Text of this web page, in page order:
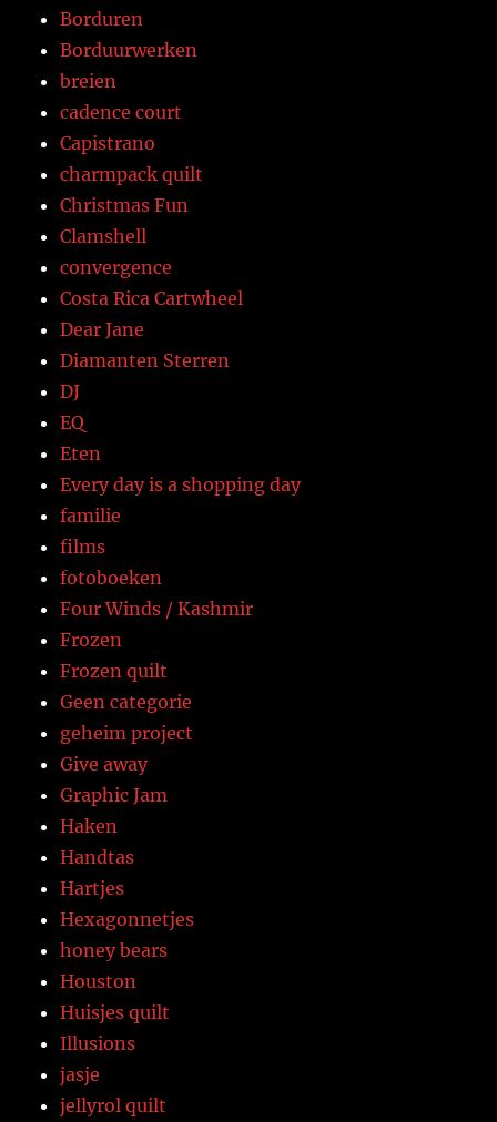
Borduren
Borduurwerken
breien
cadence court
Capistrano
charmpack quilt
Christmas Fun
Clamshell
convergence
Costa Rica Cartwheel
Dear Jane
Diamanten Sterren
DJ
EQ
Eten
Every day is a shopping day
familie
films
fotoboeken
Four Winds / Kashmir
Frozen
Frozen quilt
Geen categorie
geheim project
Give away
Graphic Jam
Haken
Handtas
Hartjes
Hexagonnetjes
honey bears
Houston
Huisjes quilt
Illusions
jasje
jellyrol quilt